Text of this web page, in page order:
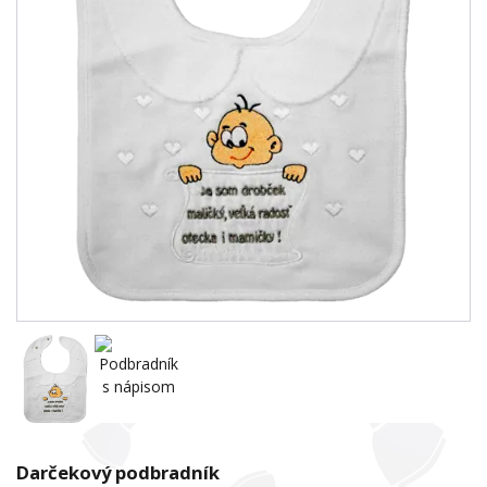
Darčekový podbradník